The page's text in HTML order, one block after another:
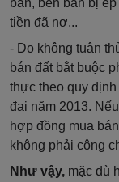
tiền đã nợ...
- Do không tuân
bán đất bắt buộc
thực theo quy
đai năm 2013.
hợp đồng mua
không phải công
Như vậy, mặc dù